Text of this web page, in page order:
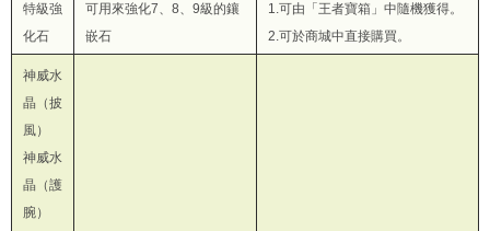
特級強
化石
可用來強化7、8、9級的鑲
嵌石
1.可由「王者寶箱」中隨機獲得。
2.可於商城中直接購買。
神威水
晶（披
風）
神威水
晶（護
腕）